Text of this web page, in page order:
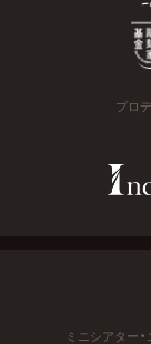
プロ
ミニシアター・